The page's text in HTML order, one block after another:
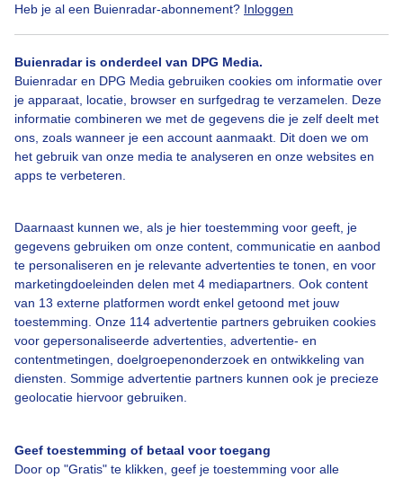
Heb je al een Buienradar-abonnement? Inloggen
Buienradar is onderdeel van DPG Media.
Buienradar en DPG Media gebruiken cookies om informatie over
je apparaat, locatie, browser en surfgedrag te verzamelen. Deze
informatie combineren we met de gegevens die je zelf deelt met
ons, zoals wanneer je een account aanmaakt. Dit doen we om
het gebruik van onze media te analyseren en onze websites en
apps te verbeteren.
Daarnaast kunnen we, als je hier toestemming voor geeft, je
gegevens gebruiken om onze content, communicatie en aanbod
te personaliseren en je relevante advertenties te tonen, en voor
marketingdoeleinden delen met 4 mediapartners. Ook content
van 13 externe platformen wordt enkel getoond met jouw
toestemming. Onze 114 advertentie partners gebruiken cookies
voor gepersonaliseerde advertenties, advertentie- en
contentmetingen, doelgroepenonderzoek en ontwikkeling van
diensten. Sommige advertentie partners kunnen ook je precieze
geolocatie hiervoor gebruiken.
Geef toestemming of betaal voor toegang
Door op "Gratis" te klikken, geef je toestemming voor alle
Zonovergotenwarmestranddag
Verkoelingaandewaterkant
Een moment geduld aub...
Over Buienradar